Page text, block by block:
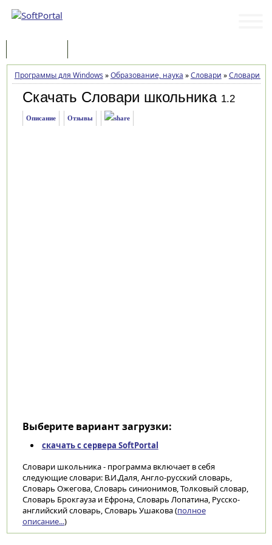
Программы для Windows »Образование, наука »Словари »Словари
Скачать Словари школьника 1.2
Описание Отзывы
Выберите вариант загрузки:
скачать с сервера SoftPortal
Словари школьника - программа включает в себя
следующие словари: В.И.Даля, Англо-русский словарь,
Словарь Ожегова, Словарь синионимов, Толковый словар,
Словарь Брокгауза и Ефрона, Словарь Лопатина, Русско-
английский словарь, Словарь Ушакова (полное
описание...)